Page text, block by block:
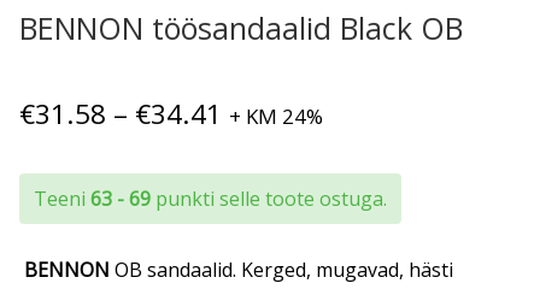
BENNON töösandaalid Black OB
€31.58 – €34.41 Hinnavahemik:
kuni
€34.41
+ KM 24%
Teeni 63 - 69 punkti selle toote ostuga.
BENNON OB sandaalid. Kerged, mugavad, hästi